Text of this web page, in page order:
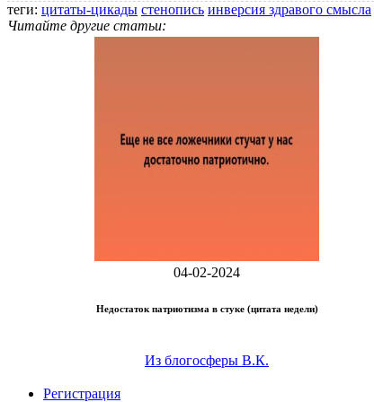
теги: цитаты-цикады стенопись инверсия здравого смысла
Читайте другие статьи:
04-02-2024
Недостаток патриотизма в стуке (цитата недели)
Из блогосферы В.К.
Регистрация